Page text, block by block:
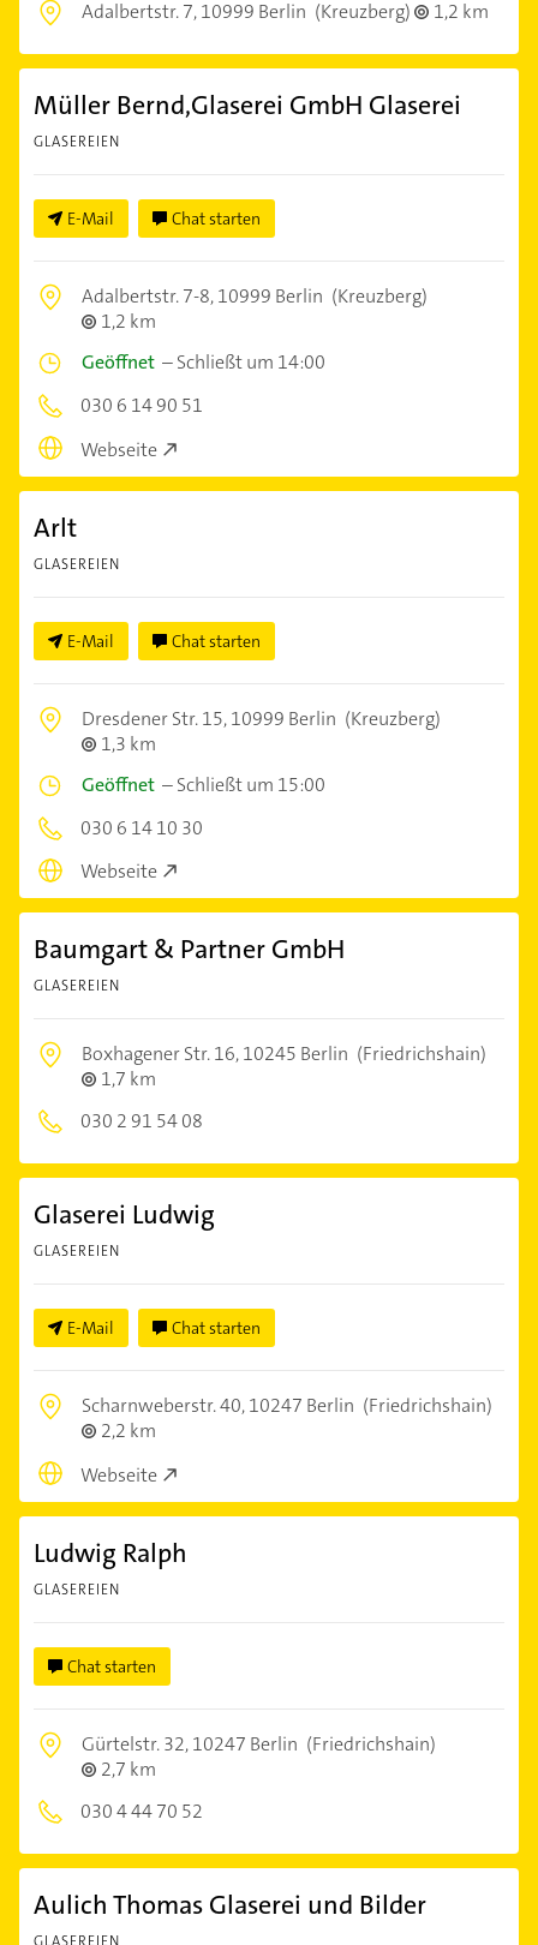
Adalbertstr. 7,10999 Berlin (Kreuzberg) 1,2 km
Müller Bernd,Glaserei GmbH Glaserei
GLASEREIEN
E-Mail Chat starten
Adalbertstr. 7-8,10999 Berlin (Kreuzberg)
1,2 km
Geöffnet –Schließt um 14:00
030 6 14 90 51
Webseite
Arlt
GLASEREIEN
E-Mail Chat starten
Dresdener Str. 15,10999 Berlin (Kreuzberg)
1,3 km
Geöffnet –Schließt um 15:00
030 6 14 10 30
Webseite
Baumgart & Partner GmbH
GLASEREIEN
Boxhagener Str. 16,10245 Berlin (Friedrichshain)
1,7 km
030 2 91 54 08
Glaserei Ludwig
GLASEREIEN
E-Mail Chat starten
Scharnweberstr. 40,10247 Berlin (Friedrichshain)
2,2 km
Webseite
Ludwig Ralph
GLASEREIEN
Chat starten
Gürtelstr. 32,10247 Berlin (Friedrichshain)
2,7 km
030 4 44 70 52
Aulich Thomas Glaserei und Bilder
GLASEREIEN